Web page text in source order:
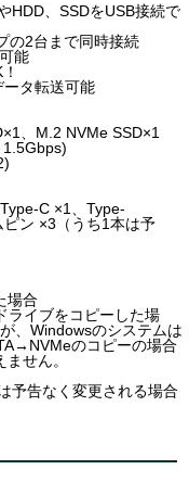
HDD、SSDをUSB接続で
の2台まで同時接続
能
タ転送可能
、M.2 NVMe SSD×1
1.5Gbps)
C ×1、Type-
ン ×3（うち1本は予
場合
ライブをコピーした場
、Windowsのシステムは
のコピーの場合
せん。
予告なく変更される場合